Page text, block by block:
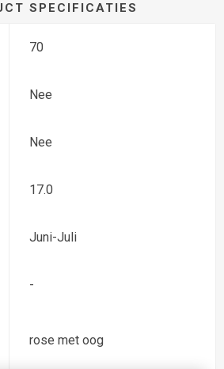
SPECIFICATIES
70
Nee
Nee
17.0
Juni-Juli
-
rose met oog